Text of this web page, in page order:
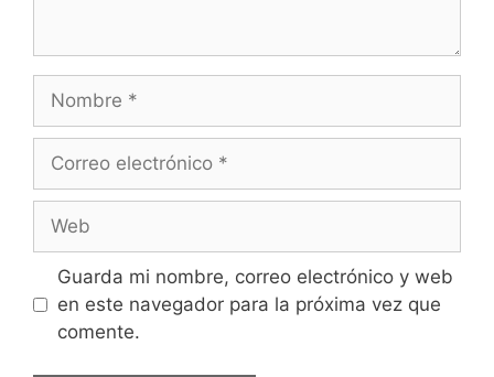
Nombre
Correo
Web
Guarda mi nombre, correo electrónico y web
en este navegador para la próxima vez que
comente.